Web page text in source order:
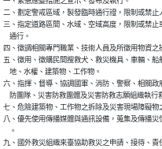
二、劃定警戒區域，製發臨時通行證，限制或禁止
三、指定道路區間、水域、空域高度，限制或禁止
    通行。
四、徵調相關專門職業、技術人員及所徵用物資之
五、徵用、徵購民間搜救犬、救災機具、車輛、船
    地、水權、建築物、工作物。
六、指揮、督導、協調國軍、消防、警察、相關政
防團隊、災害防救團體及災害防救志願組織執行
七、危險建築物、工作物之拆除及災害現場障礙物
八、優先使用傳播媒體與通訊設備，蒐集及傳播災
    。
九、國外救災組織來臺協助救災之申請、接待、責